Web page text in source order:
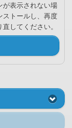
が表示されない場
ストールし、再度
してください。